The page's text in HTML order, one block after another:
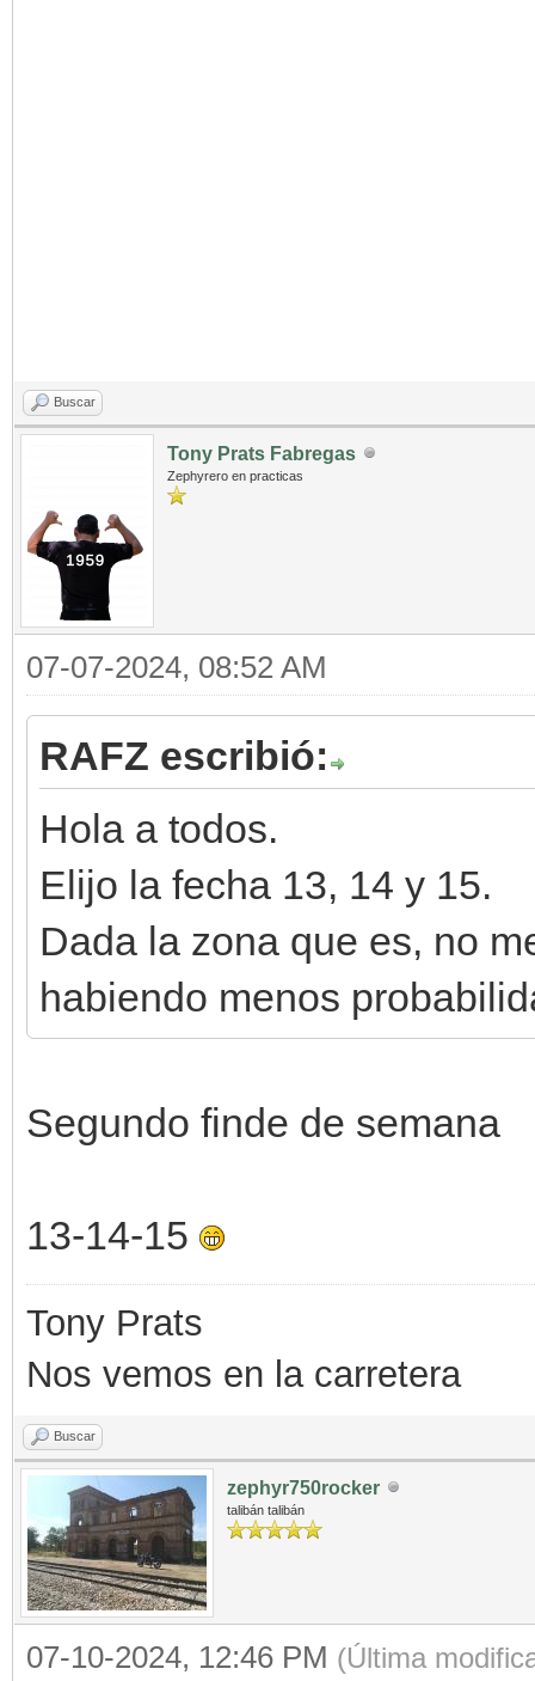
Buscar
Tony Prats Fabregas
Zephyrero en practicas
07-07-2024, 08:52 AM
RAFZ escribió:
Hola a todos.
Elijo la fecha 13, 14 y 15.
Dada la zona que es, no
habiendo menos
Segundo finde de semana
13-14-15
Tony Prats
Nos vemos en la carretera
Buscar
zephyr750rocker
talibán talibán
07-10-2024, 12:46 PM (Última